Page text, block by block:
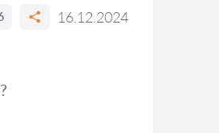
16.12.2024